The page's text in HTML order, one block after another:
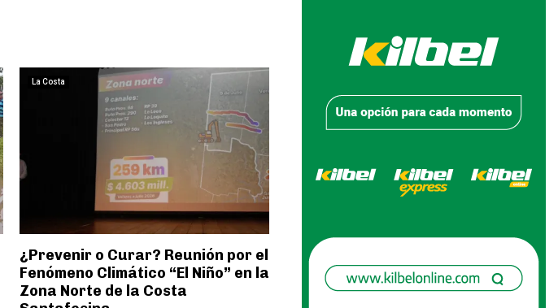
La Costa
¿Prevenir o Curar? Reunión por el
Fenómeno Climático “El Niño” en la
Zona Norte de la Costa